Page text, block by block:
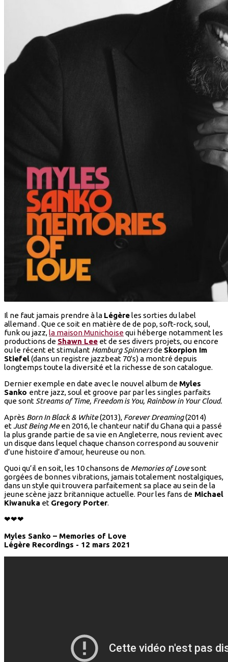
Il ne faut jamais prendre à la Légèreles sorties du label
allemand . Que ce soit en matière de de pop, soft-rock, soul,
funk ou jazz,la maison Munichoisequi héberge notamment les
productions de Shawn Lee et de ses divers projets, ou encore
ou le récent et stimulant Hamburg Spinnersde Skorpion Im
Stiefel(dans un registre jazzbeat 70's) a montré depuis
longtemps toute la diversité et la richesse de son catalogue.
Dernier exemple en date avec le nouvel album de Myles
Sanko entre jazz, soul et groove par par les singles parfaits
que sont Streams of Time, Freedom is You, Rainbow in Your Cloud.
Après Born In Black & White(2013), Forever Dreaming(2014)
etJust Being Meen 2016, le chanteur natif du Ghana qui a passé
la plus grande partie de sa vie en Angleterre, nous revient avec
un disque dans lequel chaque chanson correspond au souvenir
d’une histoire d’amour, heureuse ou non.
Quoi qu’il en soit, les 10 chansons de Memories of Lovesont
gorgées de bonnes vibrations, jamais totalement nostalgiques,
dans un style qui trouvera parfaitement sa place au sein de la
jeune scène jazz britannique actuelle. Pour les fans de Michael
Kiwanuka et Gregory Porter.
❤❤❤
Myles Sanko – Memories of Love
Légère Recordings - 12 mars 2021